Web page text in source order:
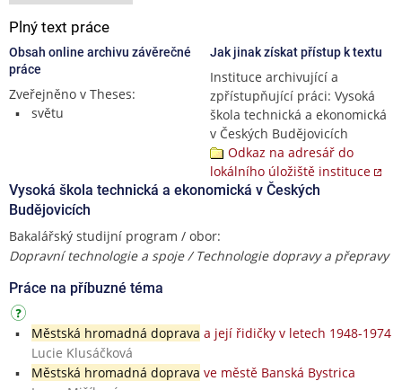
Plný text práce
Obsah online archivu závěrečné
práce
Zveřejněno v Theses:
světu
Jak jinak získat přístup k textu
Instituce archivující a
zpřístupňující práci: Vysoká
škola technická a ekonomická
v Českých Budějovicích
Odkaz na adresář do
lokálního úložiště instituce
Vysoká škola technická a ekonomická v Českých
Budějovicích
Bakalářský studijní program / obor:
Dopravní technologie a spoje / Technologie dopravy a přepravy
Práce na příbuzné téma
Městská hromadná doprava a její řidičky v letech 1948-1974
Lucie Klusáčková
Městská hromadná doprava ve městě Banská Bystrica